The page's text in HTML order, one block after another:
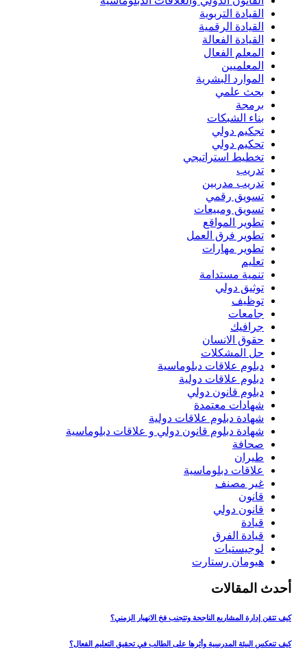
القيادة التربوية
القيادة الرقمية
القيادة الفعالة
المعلم الفعال
المعلميين
الموارد البشرية
بحث علمي
برمجة
بناء الشبكات
تجكيم دولي
تحكيم دولي
تخطيط استراتيجي
تدريب
تدريب مدربين
تسويق رقمي
تسويق ومبيعات
تطوير المواقع
تطوير فرق العمل
تطوير مهارات
تعليم
تنمية مستدامة
توثيق دولي
توظيف
جامعات
جرافيك
حقوق الانسان
حل المشكلات
دبلوم علاقات دبلوماسية
دبلوم علاقات دولية
دبلوم قانون دولي
شهادات معتمدة
شهادة دبلوم علاقات دولية
شهادة دبلوم قانون دولي و علاقات دبلوماسية
صحافة
طيران
علاقات دبلوماسية
غير مصنف
قانون
قانون دولي
قيادة
قيادة الفرق
لوجيستيات
هيومان رستارت
أحدث المقالات
كيف تتقن إدارة المشاريع الناجحة وتتجنب فخ الانهيار الزمني؟
كيف تنعكس البيئة المدرسية وأثرها على الطالب في تحقيق التعليم الفعال؟